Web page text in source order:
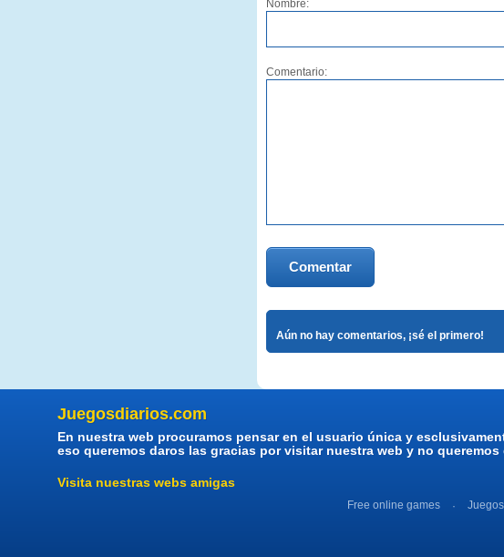
Nombre:
Comentario:
Comentar
Aún no hay comentarios, ¡sé el primero!
Juegosdiarios.com
En nuestra web procuramos pensar en el usuario única y
eso queremos daros las gracias por visitar nuestra web y no
Visita nuestras webs amigas
Free online games